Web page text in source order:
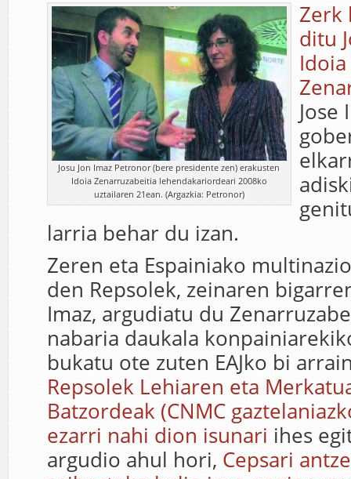
Josu Jon Imaz Petronor (bere presidente zen) erakusten
Idoia Zenarruzabeitia lehendakariordeari 2008ko
uztailaren 21ean. (Argazkia: Petronor)
Zerk
ditu
Idoia
larria behar du izan.
Zeren eta Espainiako
den Repsolek, zeinaren
Imaz, argudiatu du
nabaria daukala
bukatu ote zuten EAJko bi
Repsolek Lehiaren eta
Batzordeak (CNMC
ezarri nahi dion isunari ihes
argudio ahul hori, Cepsari